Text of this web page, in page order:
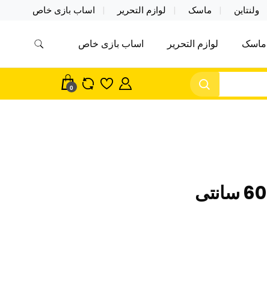
ولنتاین ماسک لوازم التحریر اساب بازی خاص
اکسسوری ماسک در واردات مستقیم
ماسک لوازم التحریر اساب بازی خاص
0